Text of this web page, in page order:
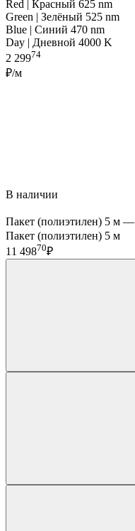
Red | Красный 625 nm
Green | Зелёный 525 nm
Blue | Синий 470 nm
Day | Дневной 4000 K
2 29974
₽/м
В наличии
Пакет (полиэтилен) 5 м —
Пакет (полиэтилен) 5 м
11 49870₽